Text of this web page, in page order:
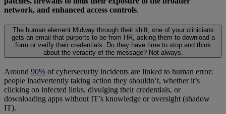
network, and enhanced access controls.
The human element Midway through their shift, one of your clinicians
gets an email that purports to be from HR, asking them to download a
form or verify their credentials. Do they have time to stop and think
about the veracity of the message? Not always.
Around 90% of cybersecurity incidents are linked to human error:
people inadvertently taking action they shouldn’t, whether it’s
clicking on infected links, divulging their credentials, or
downloading apps without IT’s knowledge or oversight (shadow
IT).